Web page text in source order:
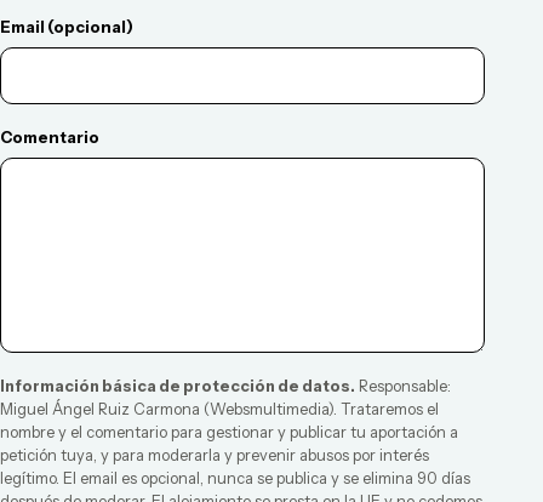
Email (opcional)
Comentario
Información básica de protección de datos. Responsable:
Miguel Ángel Ruiz Carmona (Websmultimedia). Trataremos el
nombre y el comentario para gestionar y publicar tu aportación a
petición tuya, y para moderarla y prevenir abusos por interés
legítimo. El email es opcional, nunca se publica y se elimina 90 días